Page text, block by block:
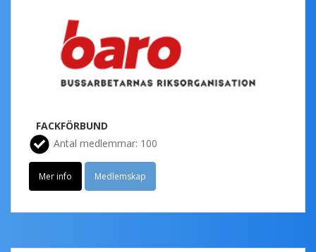
FACKFÖRBUND
Antal medlemmar: 100
Mer info Medlemskap